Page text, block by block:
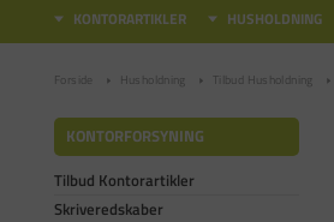
KONTORARTIKLER HUSHOLDNING
Forside Husholdning Tilbud Husholdning
KONTORFORSYNING
Tilbud Kontorartikler
Skriveredskaber